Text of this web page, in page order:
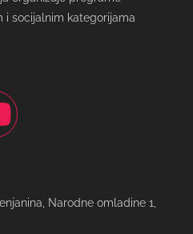
i socijalnim kategorijama
Narodne omladine 1,